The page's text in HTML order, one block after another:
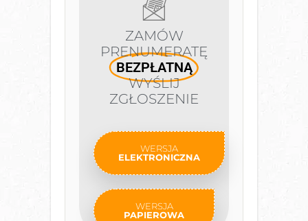
ZAMÓW
PRENUMERATĘ
BEZPŁATNĄ
WYŚLIJ
ZGŁOSZENIE
WERSJA
ELEKTRONICZNA
WERSJA
PAPIEROWA